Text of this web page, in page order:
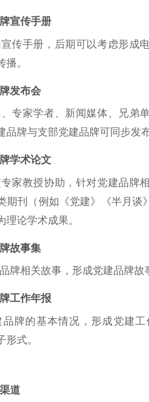
宣传手册
传手册，后期可以考虑形成
。
发布会
专家学者、新闻媒体、兄弟
品牌与支部党建品牌可同步发
学术论文
家教授协助，针对党建品牌
期刊（例如《党建》《半月谈
理论学术成果。
故事集
牌相关故事，形成党建品牌故
工作年报
牌的基本情况，形成党建
式。
道